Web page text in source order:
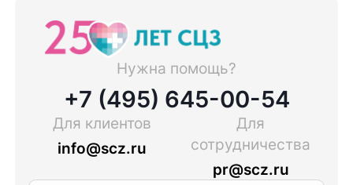
Нужна помощь?
+7 (495) 645-00-54
Для клиентов
info@scz.ru
Для
сотрудничества
pr@scz.ru